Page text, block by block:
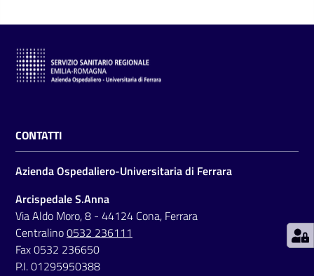
C
a
r
d
e
S
e
r
v
i
z
CONTATTI
Azienda Ospedaliero-Universitaria di Ferrara
Arcispedale S.Anna
Via Aldo Moro, 8 - 44124 Cona, Ferrara
Centralino0532 236111
Fax 0532 236650
P.I. 01295950388